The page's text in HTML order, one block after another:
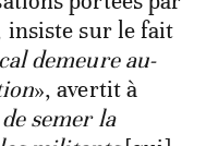
insiste sur le fait
demeure au-
», avertit à
semer la